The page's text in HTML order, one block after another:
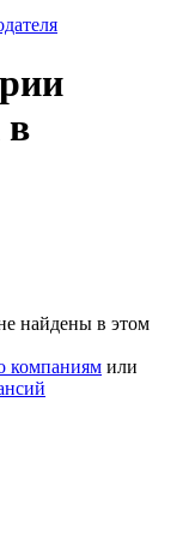
в
найдены в этом
компаниям или